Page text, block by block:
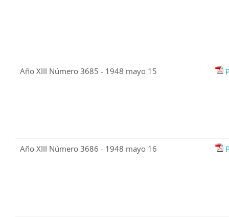
Año XIII Número 3685 - 1948 mayo 15
Año XIII Número 3686 - 1948 mayo 16